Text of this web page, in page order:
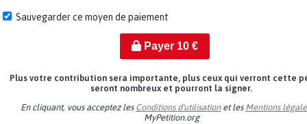
Sauvegarder ce moyen de paiement
Payer 10€
Plus votre contribution sera importante, plus ceux qui verront cette
seront nombreux et pourront la signer.
En cliquant, vous acceptez les Conditions d'utilisationet les Mentions
MyPetition.org